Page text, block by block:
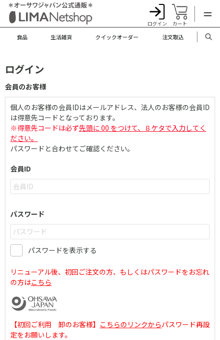
ログイン カート
食品 生活雑貨 クイックオーダー 注文取込
ログイン
会員のお客様
個人のお客様の会員IDはメールアドレス、法人のお客様の会員ID
は得意先コードとなっております。
※得意先コードは必ず先頭に 00 をつけて、８ケタで入力してく
ださい。
パスワードと合わせてご確認ください。
会員ID
パスワード
パスワードを表示する
リニューアル後、初回ご注文の方、もしくはパスワードをお忘れ
の方はこちら
【初回ご利用 卸のお客様】 こちらのリンクからパスワード再設
定をお願いします。